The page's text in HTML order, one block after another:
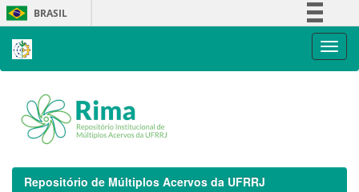
Skip
navigation
BRASIL
Repositório de Múltiplos Acervos da UFRRJ